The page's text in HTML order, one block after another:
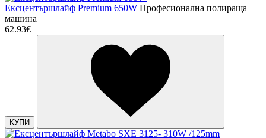
Ексцентършлайф Premium 650W Професионална полираща
машина
62.93€
КУПИ